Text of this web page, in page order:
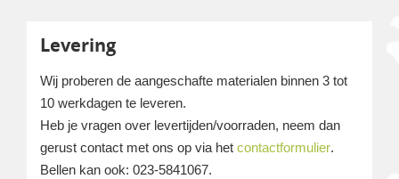
Levering
Wij proberen de aangeschafte materialen binnen 3 tot
10 werkdagen te leveren.
Heb je vragen over levertijden/voorraden, neem dan
gerust contact met ons op via het contactformulier.
Bellen kan ook: 023-5841067.